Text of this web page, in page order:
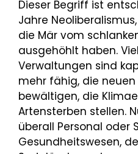
Dieser Begriff ist
Jahre
die Mär vom
ausgehöhlt haben.
Verwaltungen sind
mehr fähig, die
bewältigen, die
Artensterben stellen.
überall Personal oder
Gesundheitswesen,